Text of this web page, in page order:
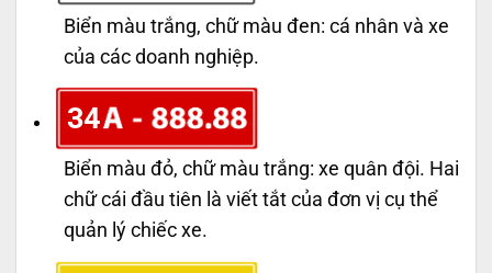
Biển màu trắng, chữ màu đen: cá nhân và xe
của các doanh nghiệp.
34
Biển màu đỏ, chữ màu trắng: xe quân đội. Hai
chữ cái đầu tiên là viết tắt của đơn vị cụ thể
quản lý chiếc xe.